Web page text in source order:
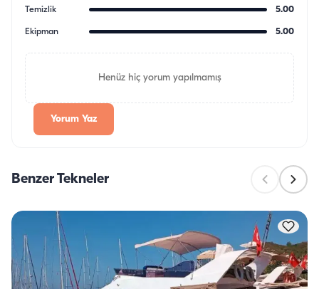
Temizlik 5.00
Ekipman 5.00
Henüz hiç yorum yapılmamış
Yorum Yaz
Benzer Tekneler